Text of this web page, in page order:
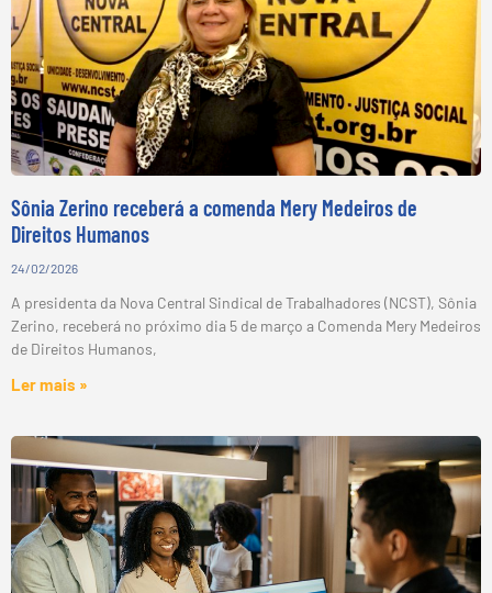
Sônia Zerino receberá a comenda Mery Medeiros de
Direitos Humanos
24/02/2026
A presidenta da Nova Central Sindical de Trabalhadores (NCST), Sônia
Zerino, receberá no próximo dia 5 de março a Comenda Mery Medeiros
de Direitos Humanos,
Ler mais »